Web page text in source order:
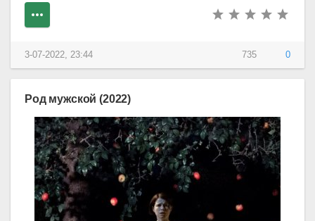
735 0
3-07-2022, 23:44
Род мужской (2022)